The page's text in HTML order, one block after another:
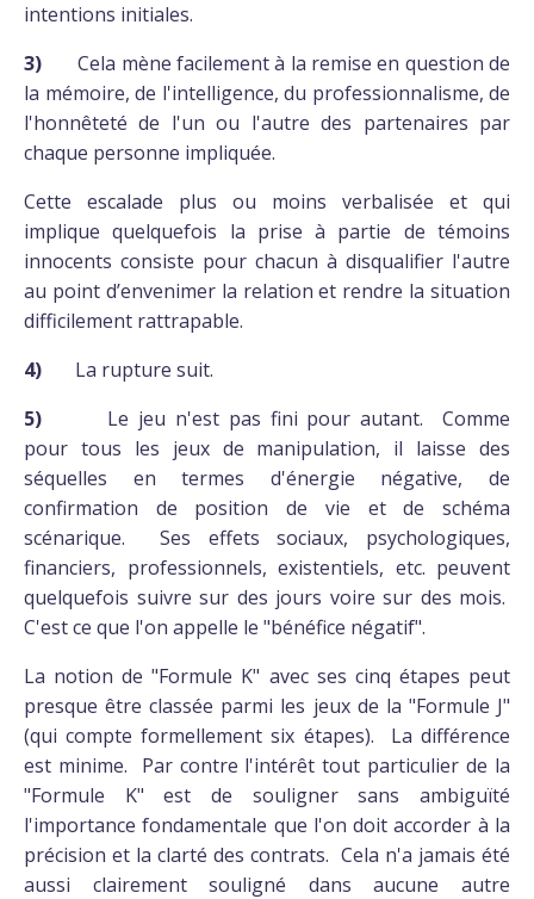
intentions initiales.
3) Cela mène facilement à la remise en question de
la mémoire, de l'intelligence, du professionnalisme, de
l'honnêteté de l'un ou l'autre des partenaires par
chaque personne impliquée.
Cette escalade plus ou moins verbalisée et qui
implique quelquefois la prise à partie de témoins
innocents consiste pour chacun à disqualifier l'autre
au point d’envenimer la relation et rendre la situation
difficilement rattrapable.
4) La rupture suit.
5) Le jeu n'est pas fini pour autant. Comme
pour tous les jeux de manipulation, il laisse des
séquelles en termes d'énergie négative, de
confirmation de position de vie et de schéma
scénarique. Ses effets sociaux, psychologiques,
financiers, professionnels, existentiels, etc. peuvent
quelquefois suivre sur des jours voire sur des mois.
C'est ce que l'on appelle le "bénéfice négatif".
La notion de "Formule K" avec ses cinq étapes peut
presque être classée parmi les jeux de la "Formule J"
(qui compte formellement six étapes). La différence
est minime. Par contre l'intérêt tout particulier de la
"Formule K" est de souligner sans ambiguïté
l'importance fondamentale que l'on doit accorder à la
précision et la clarté des contrats. Cela n'a jamais été
aussi clairement souligné dans aucune autre